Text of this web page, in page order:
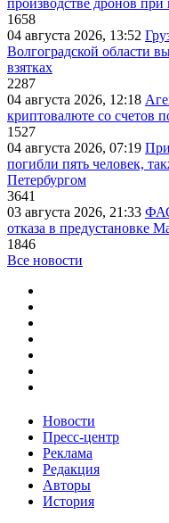
производстве дронов
1658
04 августа 2026, 13:52
Волгоградской области
взятках
2287
04 августа 2026, 12:18
криптовалюте со счетов
1527
04 августа 2026, 07:19
погибли пять человек,
Петербургом
3641
03 августа 2026, 21:33
отказа в предустановке
1846
Все новости
Новости
Пресс-центр
Реклама
Редакция
Авторы
История